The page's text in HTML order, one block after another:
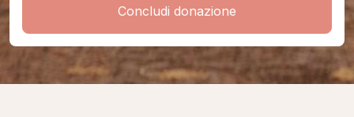
Concludi donazione